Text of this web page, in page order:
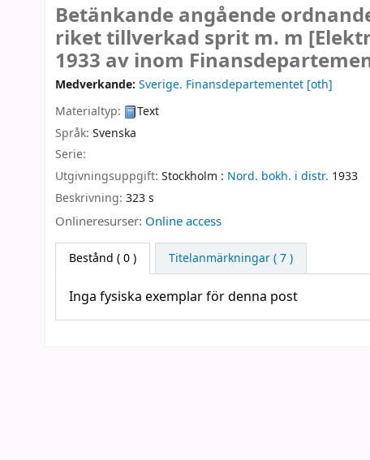
Betänkande angående
riket tillverkad sprit m. m
1933 av inom
Medverkande: Sverige. Finansdepartementet [oth]
Materialtyp:
Text
Språk: Svenska
Serie:
Utgivningsuppgift: Stockholm : Nord. bokh. i distr. 1933
Beskrivning: 323 s
Onlineresurser: Online access
Bestånd ( 0 ) Titelanmärkningar ( 7 )
Inga fysiska exemplar för denna post